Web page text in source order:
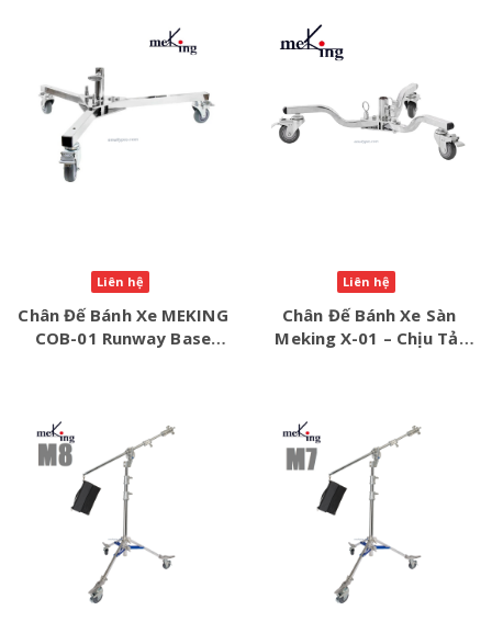
Liên hệ
Chân Đế Bánh Xe MEKING
COB-01 Runway Base
Liên hệ
Chân Đế Bánh Xe Sàn
Meking X-01 – Chịu Tải